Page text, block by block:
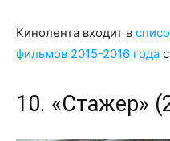
Кинолента входит в
фильмов 2015-2016 года
10. «Стажер»